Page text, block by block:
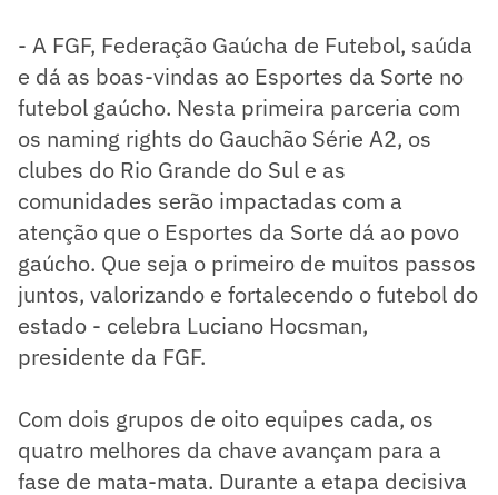
- A FGF, Federação Gaúcha de Futebol, saúda
e dá as boas-vindas ao Esportes da Sorte no
futebol gaúcho. Nesta primeira parceria com
os naming rights do Gauchão Série A2, os
clubes do Rio Grande do Sul e as
comunidades serão impactadas com a
atenção que o Esportes da Sorte dá ao povo
gaúcho. Que seja o primeiro de muitos passos
juntos, valorizando e fortalecendo o futebol do
estado - celebra Luciano Hocsman,
presidente da FGF.
Com dois grupos de oito equipes cada, os
quatro melhores da chave avançam para a
fase de mata-mata. Durante a etapa decisiva